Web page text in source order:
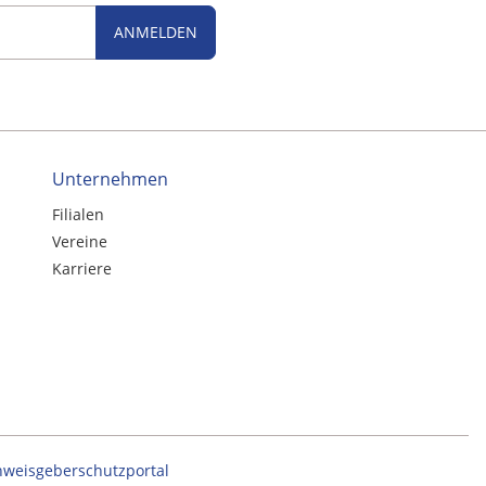
ANMELDEN
Unternehmen
Filialen
Vereine
Karriere